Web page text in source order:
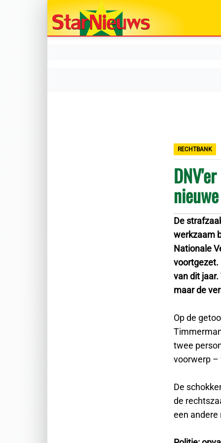
RECHTBANK
De
werkzaam
Nationale
voortgezet.
van dit
maar de
Op de
twee
voorwerp –
De
de
een